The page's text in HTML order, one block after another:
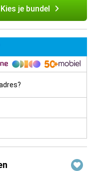
Kies je bundel